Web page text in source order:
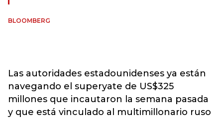
BLOOMBERG
Las autoridades estadounidenses ya están
navegando el superyate de US$325
millones que incautaron la semana pasada
y que está vinculado al multimillonario ruso